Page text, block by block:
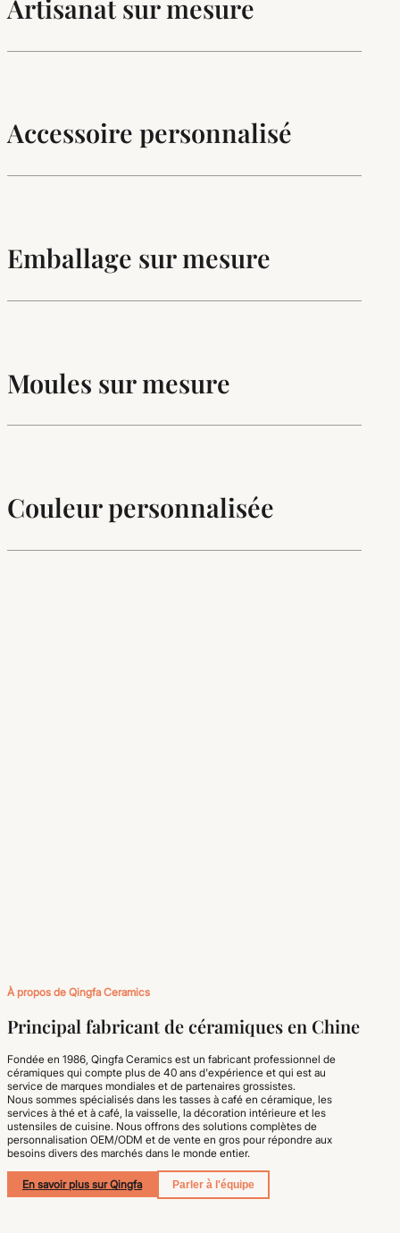
Artisanat sur mesure
Accessoire personnalisé
Emballage sur mesure
Moules sur mesure
Couleur personnalisée
À propos de Qingfa Ceramics
Principal fabricant de céramiques en Chine
Fondée en 1986, Qingfa Ceramics est un fabricant professionnel de
céramiques qui compte plus de 40 ans d'expérience et qui est au
service de marques mondiales et de partenaires grossistes.
Nous sommes spécialisés dans les tasses à café en céramique, les
services à thé et à café, la vaisselle, la décoration intérieure et les
ustensiles de cuisine. Nous offrons des solutions complètes de
personnalisation OEM/ODM et de vente en gros pour répondre aux
besoins divers des marchés dans le monde entier.
En savoir plus sur Qingfa Parler à l'équipe